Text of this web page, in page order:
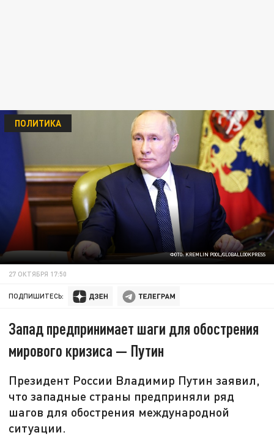
ФОТО: KREMLIN POOL/GLOBALLOOKPRESS
ПОЛИТИКА
27 ОКТЯБРЯ 17:50
ПОДПИШИТЕСЬ:
Запад предпринимает шаги для обострения
мирового кризиса — Путин
Президент России Владимир Путин заявил,
что западные страны предприняли ряд
шагов для обострения международной
ситуации.